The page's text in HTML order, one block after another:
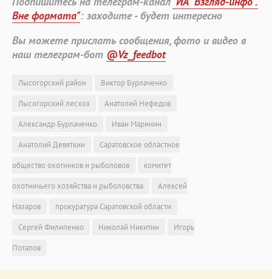
Вне формата": заходите - будет интересно
Вы можете прислать сообщения, фото и видео в
наш телеграм-бот @Vz_feedbot
Лысогорский район
Виктор Бурлаченко
Лысогорский лесхоз
Анатолий Нефедов
Александр Бурлаченко
Иван Маринин
Анатолий Девяткин
Саратовское областное
общество охотников и рыболовов
комитет
охотничьего хозяйства и рыболовства
Алексей
Назаров
прокуратура Саратовской области
Сергей Филипенко
Николай Никитин
Игорь
Потапов